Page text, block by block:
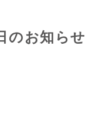
のお知らせ